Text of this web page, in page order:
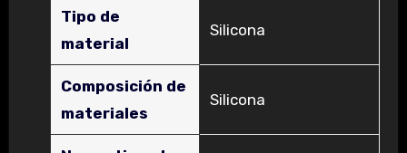
Tipo de
material
‎Silicona
Composición de
materiales
‎Silicona